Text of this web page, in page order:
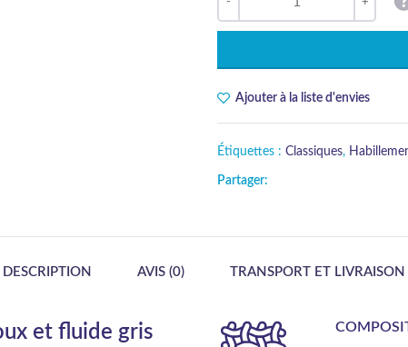
Ajouter à la liste d'envies
Étiquettes : Classiques,
Partager:
DESCRIPTION AVIS (0) TRANSPORT ET LIVRAISON
et fluide gris